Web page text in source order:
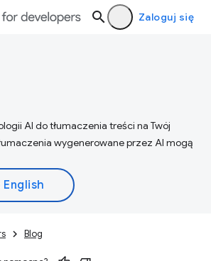
Zaloguj się
AI do tłumaczenia treści na Twój
wygenerowane przez AI mogą
Blog